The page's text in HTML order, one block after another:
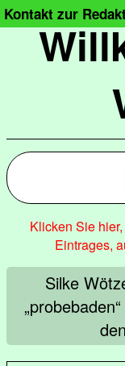
Kontakt zur
Klicken Sie
Eintrages,
Silke